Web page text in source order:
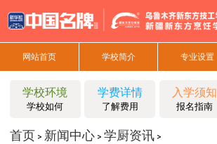
网站首页 学校简介 专业设置
学校环境
学校如何
学费详情
了解费用
入学须知
报名指南
首页 > 新闻中心> 学厨资讯>